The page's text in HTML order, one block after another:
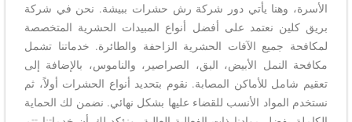
الأسرة، وهنا يأتي دور شركة رش حشرات ببيشة. نحن في شركة
بريق كلين نعتمد على أفضل أنواع المبيدات الحشرية المتخصصة
لمكافحة جميع الآفات الحشرية الزاحفة والطائرة. خدماتنا تشمل
مكافحة النمل الأبيض، البق، الصراصير، والناموس، بالإضافة إلى
تعقيم شامل للأماكن المصابة. نقوم بتحديد أنواع الحشرات أولاً، ثم
نستخدم المواد الأنسب للقضاء عليها بشكل نهائي. نضمن لك الحماية